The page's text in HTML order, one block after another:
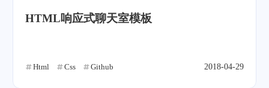
HTML响应式聊天室模板
Html Css Github 2018-04-29